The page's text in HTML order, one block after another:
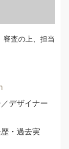
審査の上、担当
デザイナー
・過去実